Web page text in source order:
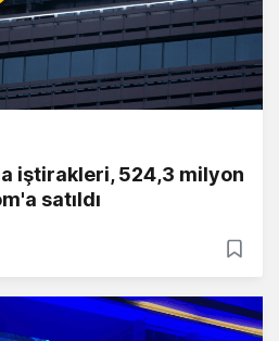
iştirakleri, 524,3 milyon
satıldı